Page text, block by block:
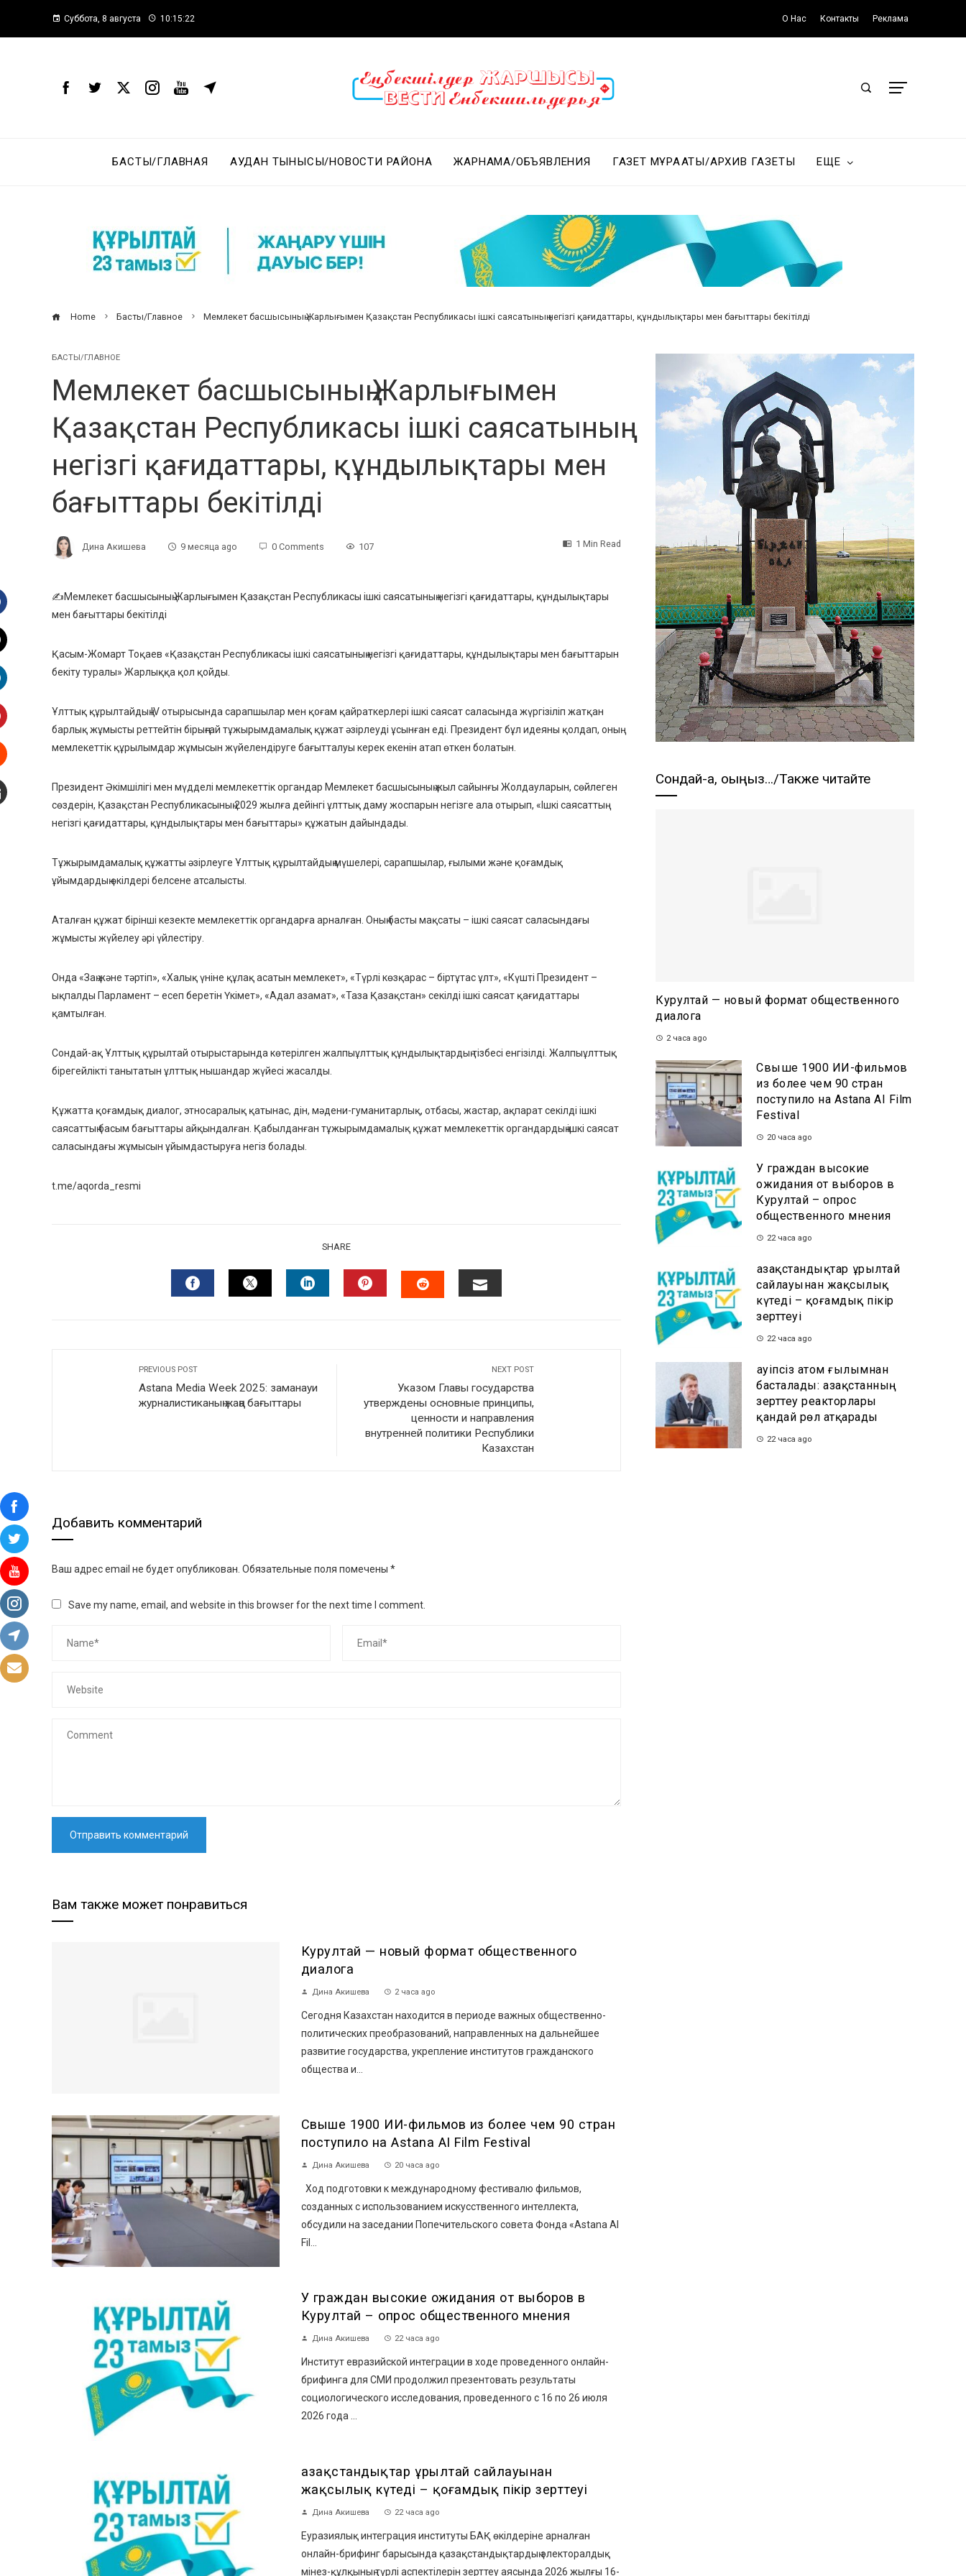
Суббота, 8 августа 10:15:23 О Нас Контакты Реклама
БАСТЫ/ГЛАВНАЯ АУДАН ТЫНЫСЫ/НОВОСТИ РАЙОНА ЖАРНАМА/ОБЪЯВЛЕНИЯ ГАЗЕТ МҰРАҒАТЫ/АРХИВ ГАЗЕТЫ ЕЩЕ
Home Басты/Главное Мемлекет басшысының Жарлығымен Қазақстан Республикасы ішкі саясатының негізгі қағидаттары, құндылықтары мен бағыттары бекітілді
БАСТЫ/ГЛАВНОЕ
Мемлекет басшысының Жарлығымен
Қазақстан Республикасы ішкі саясатының
негізгі қағидаттары, құндылықтары мен
бағыттары бекітілді
Дина Акишева 9 месяца ago 0 Comments 107 1 Min Read
✍️Мемлекет басшысының Жарлығымен Қазақстан Республикасы ішкі саясатының негізгі қағидаттары, құндылықтары
мен бағыттары бекітілді
Қасым-Жомарт Тоқаев «Қазақстан Республикасы ішкі саясатының негізгі қағидаттары, құндылықтары мен бағыттарын
бекіту туралы» Жарлыққа қол қойды.
Ұлттық құрылтайдың IV отырысында сарапшылар мен қоғам қайраткерлері ішкі саясат саласында жүргізіліп жатқан
барлық жұмысты реттейтін бірыңғай тұжырымдамалық құжат әзірлеуді ұсынған еді. Президент бұл идеяны қолдап, оның
мемлекеттік құрылымдар жұмысын жүйелендіруге бағытталуы керек екенін атап өткен болатын.
Президент Әкімшілігі мен мүдделі мемлекеттік органдар Мемлекет басшысының жыл сайынғы Жолдауларын, сөйлеген
сөздерін, Қазақстан Республикасының 2029 жылға дейінгі ұлттық даму жоспарын негізге ала отырып, «Ішкі саясаттың
негізгі қағидаттары, құндылықтары мен бағыттары» құжатын дайындады.
Тұжырымдамалық құжатты әзірлеуге Ұлттық құрылтайдың мүшелері, сарапшылар, ғылыми және қоғамдық
ұйымдардың өкілдері белсене атсалысты.
Аталған құжат бірінші кезекте мемлекеттік органдарға арналған. Оның басты мақсаты – ішкі саясат саласындағы
жұмысты жүйелеу әрі үйлестіру.
Онда «Заң және тәртіп», «Халық үніне құлақ асатын мемлекет», «Түрлі көзқарас – біртұтас ұлт», «Күшті Президент –
ықпалды Парламент – есеп беретін Үкімет», «Адал азамат», «Таза Қазақстан» секілді ішкі саясат қағидаттары
қамтылған.
Сондай-ақ Ұлттық құрылтай отырыстарында көтерілген жалпыұлттық құндылықтардың тізбесі енгізілді. Жалпыұлттық
бірегейлікті танытатын ұлттық нышандар жүйесі жасалды.
Құжатта қоғамдық диалог, этносаралық қатынас, дін, мәдени-гуманитарлық, отбасы, жастар, ақпарат секілді ішкі
саясаттың басым бағыттары айқындалған. Қабылданған тұжырымдамалық құжат мемлекеттік органдардың ішкі саясат
саласындағы жұмысын ұйымдастыруға негіз болады.
t.me/aqorda_resmi
SHARE
PREVIOUS POST
Astana Media Week 2025: заманауи
журналистиканың жаңа бағыттары
NEXT POST
Указом Главы государства
утверждены основные принципы,
ценности и направления
внутренней политики Республики
Казахстан
Добавить комментарий
Ваш адрес email не будет опубликован. Обязательные поля помечены *
Save my name, email, and website in this browser for the next time I comment.
Вам также может понравиться
Курултай — новый формат общественного
диалога
Дина Акишева 2 часа ago
Сегодня Казахстан находится в периоде важных общественно-
политических преобразований, направленных на дальнейшее
развитие государства, укрепление институтов гражданского
общества и...
Свыше 1900 ИИ-фильмов из более чем 90 стран
поступило на Astana AI Film Festival
Дина Акишева 20 часа ago
Ход подготовки к международному фестивалю фильмов,
созданных с использованием искусственного интеллекта,
обсудили на заседании Попечительского совета Фонда «Astana AI
Fil...
У граждан высокие ожидания от выборов в
Курултай – опрос общественного мнения
Дина Акишева 22 часа ago
Институт евразийской интеграции в ходе проведенного онлайн-
брифинга для СМИ продолжил презентовать результаты
социологического исследования, проведенного с 16 по 26 июля
2026 года ...
Қазақстандықтар Құрылтай сайлауынан
жақсылық күтеді – қоғамдық пікір зерттеуі
Дина Акишева 22 часа ago
Еуразиялық интеграция институты БАҚ өкілдеріне арналған
онлайн-брифинг барысында қазақстандықтардың электоралдық
мінез-құлқының түрлі аспектілерін зерттеу аясында 2026 жылғы 16-
Сондай-ақ, оқыңыз…/Также читайте
Курултай — новый формат общественного
диалога
2 часа ago
Свыше 1900 ИИ-фильмов
из более чем 90 стран
поступило на Astana AI Film
Festival
20 часа ago
У граждан высокие
ожидания от выборов в
Курултай – опрос
общественного мнения
22 часа ago
Қазақстандықтар Құрылтай
сайлауынан жақсылық
күтеді – қоғамдық пікір
зерттеуі
22 часа ago
Қауіпсіз атом ғылымнан
басталады: Қазақстанның
зерттеу реакторлары
қандай рөл атқарады
22 часа ago